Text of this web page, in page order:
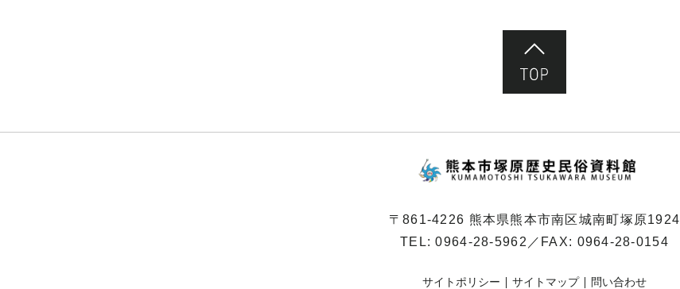
〒861-4226 熊本県熊本市南区城南町塚原1924
TEL:0964-28-5962 ／FAX: 0964-28-0154
サイトポリシー サイトマップ 問い合わせ